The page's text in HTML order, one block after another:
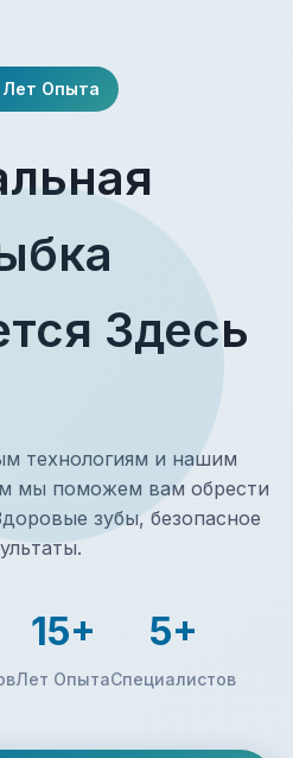
Лет Опыта
Здесь
технологиям и нашим
мы поможем вам обрести
зубы, безопасное
15+
Лет Опыта
5+
Специалистов